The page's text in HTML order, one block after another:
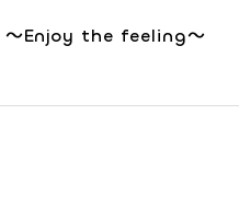
～Enjoy the feeling～